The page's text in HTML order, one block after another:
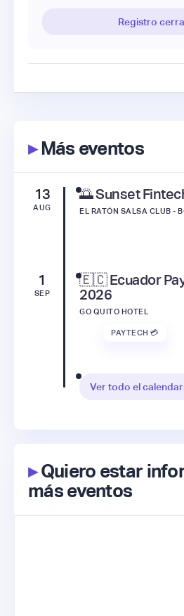
Registro
▸Más eventos
13
AUG
🌅 Sunset
EL RATÓN SALSA CLUB -
1
SEP
🇪🇨 Ecuador
2026
GO QUITO HOTEL
PAYTECH 💳
Ver todo el
▸Quiero estar
más eventos